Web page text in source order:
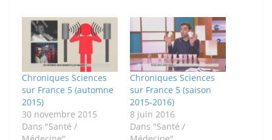
Chroniques Sciences
sur France 5 (automne
2015)
30 novembre 2015
Dans "Santé /
Chroniques Sciences
sur France 5 (saison
2015-2016)
8 juin 2016
Dans "Santé /